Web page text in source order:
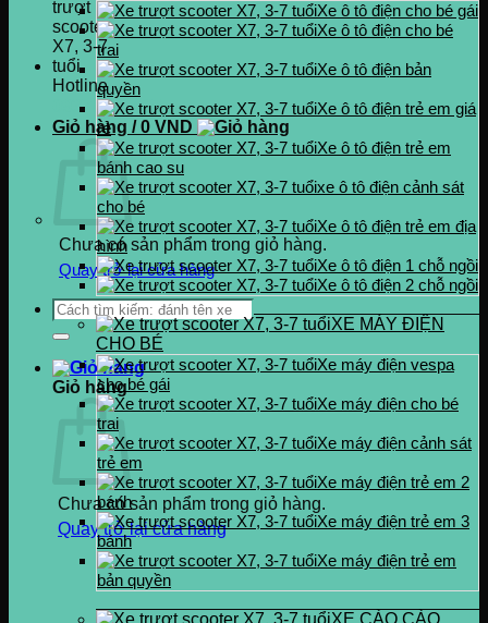
Hotline
0937.222.487
Giỏ hàng /0 VND
Chưa có sản phẩm trong giỏ hàng.
Quay trở lại cửa hàng
Tìm
kiếm:
Giỏ hàng
Chưa có sản phẩm trong giỏ hàng.
Quay trở lại cửa hàng
Xe ô tô điện cho bé gái
Xe ô tô điện cho bé
trai
Xe ô tô điện bản
quyền
Xe ô tô điện trẻ em giá
rẻ
Xe ô tô điện trẻ em
bánh cao su
xe ô tô điện cảnh sát
cho bé
Xe ô tô điện trẻ em địa
hình
Xe ô tô điện 1 chỗ ngồi
Xe ô tô điện 2 chỗ ngồi
XE MÁY ĐIỆN
CHO BÉ
Xe máy điện vespa
cho bé gái
Xe máy điện cho bé
trai
Xe máy điện cảnh sát
trẻ em
Xe máy điện trẻ em 2
bánh
Xe máy điện trẻ em 3
bánh
Xe máy điện trẻ em
bản quyền
XE CÀO CÀO